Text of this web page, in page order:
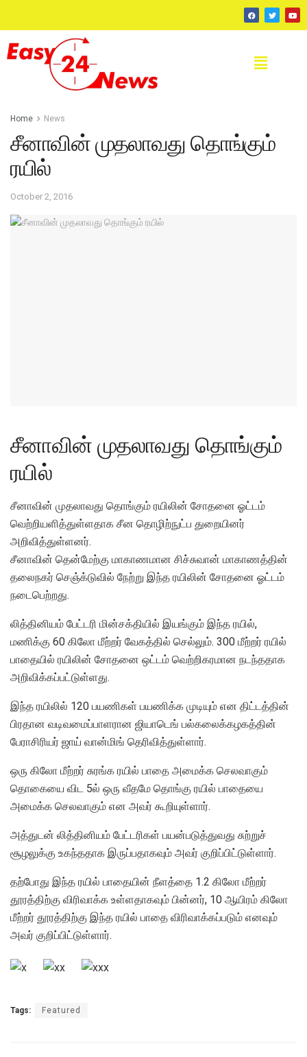
Home News
சீனாவின் முதலாவது தொங்கும்
ரயில்
October 2, 2016
சீனாவின் முதலாவது தொங்கும்
ரயில்
சீனாவின் முதலாவது தொங்கும் ரயிலின் சோதனை ஓட்டம்
வெற்றியளித்துள்ளதாக சீன தொழிற்நுட்ப துறையினர்
அறிவித்துள்ளனர்.
சீனாவின் தென்மேற்கு மாகாணமான சிச்சுவான் மாகாணத்தின்
தலைநகர் செஞ்க்டுவில் நேற்று இந்த ரயிலின் சோதனை ஓட்டம்
நடைபெற்றது.
லித்தினியம் பேட்டரி மின்சக்தியில் இயங்கும் இந்த ரயில்,
மணிக்கு 60 கிலோ மீற்றர் வேகத்தில் செல்லும். 300 மீற்றர் ரயில்
பாதையில் ரயிலின் சோதனை ஒட்டம் வெற்றிகரமான நடந்ததாக
அறிவிக்கப்பட்டுள்ளது.
இந்த ரயிலில் 120 பயணிகள் பயணிக்க முடியும் என திட்டத்தின்
பிரதான வடிவமைப்பாளரான ஜியாடெங் பல்கலைக்கழகத்தின்
பேராசிரியர் ஜாய் வான்மிங் தெரிவித்துள்ளார்.
ஒரு கிலோ மீற்றர் சுரங்க ரயில் பாதை அமைக்க செலவாகும்
தொகையை விட 5ல் ஒரு வீதமே தொங்கு ரயில் பாதையை
அமைக்க செலவாகும் என அவர் கூறியுள்ளார்.
அத்துடன் லித்தினியம் பேட்டரிகள் பயன்படுத்துவது சுற்றுச்
சூழலுக்கு உகந்ததாக இருப்பதாகவும் அவர் குறிப்பிட்டுள்ளார்.
தற்போது இந்த ரயில் பாதையின் நீளத்தை 1.2 கிலோ மீற்றர்
தூரத்திற்கு விரிவாக்க உள்ளதாகவும் பின்னர், 10 ஆயிரம் கிலோ
மீற்றர் தூரத்திற்கு இந்த ரயில் பாதை விரிவாக்கப்படும் எனவும்
அவர் குறிப்பிட்டுள்ளார்.
Tags: Featured